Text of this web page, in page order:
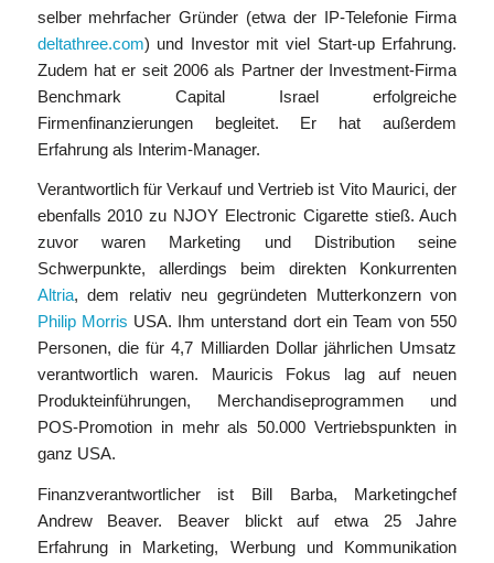
selber mehrfacher Gründer (etwa der IP-Telefonie Firma
deltathree.com) und Investor mit viel Start-up Erfahrung.
Zudem hat er seit 2006 als Partner der Investment-Firma
Benchmark Capital Israel erfolgreiche
Firmenfinanzierungen begleitet. Er hat außerdem
Erfahrung als Interim-Manager.
Verantwortlich für Verkauf und Vertrieb ist Vito Maurici, der
ebenfalls 2010 zu NJOY Electronic Cigarette stieß. Auch
zuvor waren Marketing und Distribution seine
Schwerpunkte, allerdings beim direkten Konkurrenten
Altria, dem relativ neu gegründeten Mutterkonzern von
Philip Morris USA. Ihm unterstand dort ein Team von 550
Personen, die für 4,7 Milliarden Dollar jährlichen Umsatz
verantwortlich waren. Mauricis Fokus lag auf neuen
Produkteinführungen, Merchandiseprogrammen und
POS-Promotion in mehr als 50.000 Vertriebspunkten in
ganz USA.
Finanzverantwortlicher ist Bill Barba, Marketingchef
Andrew Beaver. Beaver blickt auf etwa 25 Jahre
Erfahrung in Marketing, Werbung und Kommunikation